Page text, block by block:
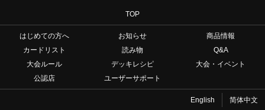
TOP
はじめての方へ お知らせ
商品情報
カードリスト
読み物
Q&A
大会ルール
デッキレシピ
大会・イベント
公認店
ユーザーサポート
English 简体中文